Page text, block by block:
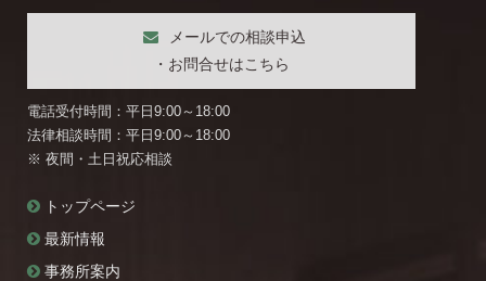
メールでの相談申込
・お問合せはこちら
電話受付時間：平日9:00～18:00
法律相談時間：平日9:00～18:00
※ 夜間・土日祝応相談
トップページ
最新情報
事務所案内